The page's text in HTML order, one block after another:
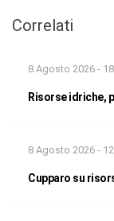
Correlati
8 Agosto 2026 -
Risorse idriche,
8 Agosto 2026 -
Cupparo su